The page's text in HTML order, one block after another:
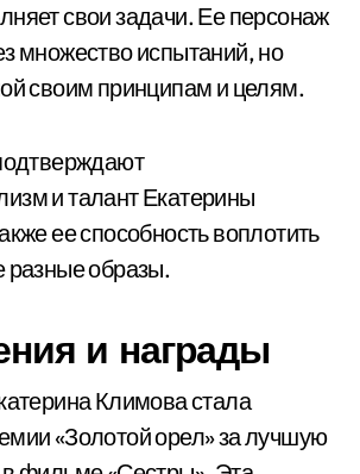
свои задачи. Ее персонаж
множество испытаний, но
своим принципам и целям.
и талант Екатерины
ее способность воплотить
разные образы.
и награды
Климова стала
«Золотой орел» за лучшую